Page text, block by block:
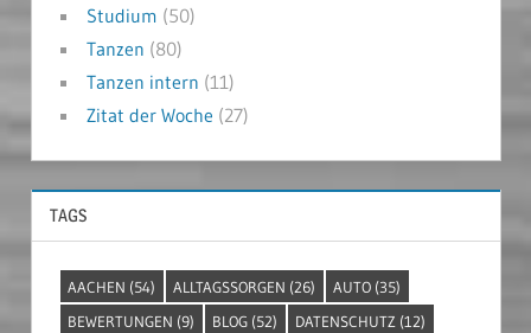
Studium (50)
Tanzen (80)
Tanzen intern (11)
Zitat der Woche (27)
TAGS
AACHEN (54) ALLTAGSSORGEN (26) AUTO (35)
BEWERTUNGEN (9) BLOG (52) DATENSCHUTZ (12)